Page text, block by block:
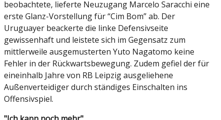
beobachtete, lieferte Neuzugang Marcelo Saracchi eine
erste Glanz-Vorstellung für “Cim Bom” ab. Der
Uruguayer beackerte die linke Defensivseite
gewissenhaft und leistete sich im Gegensatz zum
mittlerweile ausgemusterten Yuto Nagatomo keine
Fehler in der Rückwartsbewegung. Zudem gefiel der für
eineinhalb Jahre von RB Leipzig ausgeliehene
Außenverteidiger durch ständiges Einschalten ins
Offensivspiel.